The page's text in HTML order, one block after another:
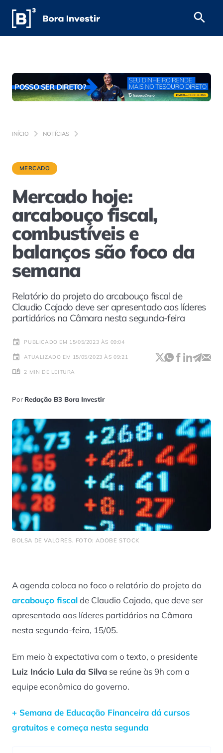
INÍCIO NOTÍCIAS
MERCADO
Mercado hoje:
arcabouço fiscal,
combustíveis e
balanços são foco da
semana
Relatório do projeto do arcabouço fiscal de
Claudio Cajado deve ser apresentado aos líderes
partidários na Câmara nesta segunda-feira
PUBLICADO EM 15/05/2023 ÀS 09:04
ATUALIZADO EM 15/05/2023 ÀS 09:21
2 MIN DE LEITURA
Por Redação B3 Bora Investir
BOLSA DE VALORES. FOTO: ADOBE STOCK
A agenda coloca no foco o relatório do projeto do
arcabouço fiscalde Claudio Cajado, que deve ser
apresentado aos líderes partidários na Câmara
nesta segunda-feira, 15/05.
Em meio à expectativa com o texto, o presidente
Luiz Inácio Lula da Silva se reúne às 9h com a
equipe econômica do governo.
+ Semana de Educação Financeira dá cursos
gratuitos e começa nesta segunda